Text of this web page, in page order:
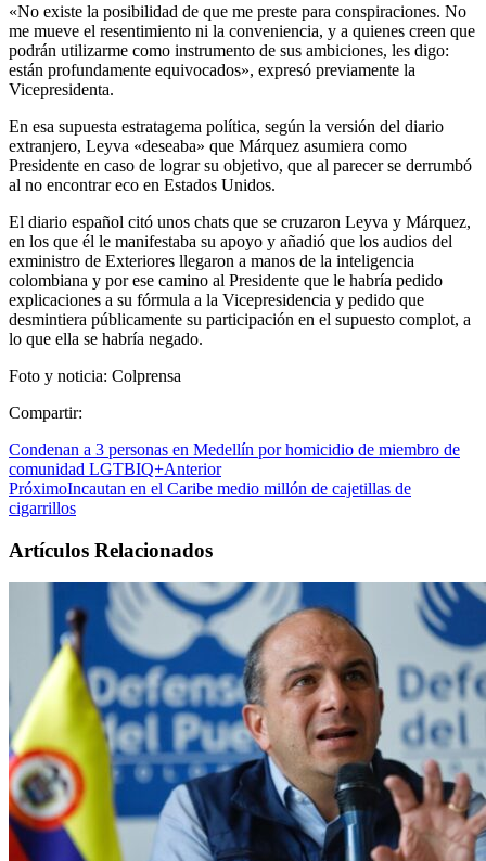
«No existe la posibilidad de que me preste para conspiraciones. No
me mueve el resentimiento ni la conveniencia, y a quienes creen que
podrán utilizarme como instrumento de sus ambiciones, les digo:
están profundamente equivocados», expresó previamente la
Vicepresidenta.
En esa supuesta estratagema política, según la versión del diario
extranjero, Leyva «deseaba» que Márquez asumiera como
Presidente en caso de lograr su objetivo, que al parecer se derrumbó
al no encontrar eco en Estados Unidos.
El diario español citó unos chats que se cruzaron Leyva y Márquez,
en los que él le manifestaba su apoyo y añadió que los audios del
exministro de Exteriores llegaron a manos de la inteligencia
colombiana y por ese camino al Presidente que le habría pedido
explicaciones a su fórmula a la Vicepresidencia y pedido que
desmintiera públicamente su participación en el supuesto complot, a
lo que ella se habría negado.
Foto y noticia: Colprensa
Compartir:
Condenan a 3 personas en Medellín por homicidio de miembro de
comunidad LGTBIQ+Anterior
PróximoIncautan en el Caribe medio millón de cajetillas de
cigarrillos
Artículos Relacionados